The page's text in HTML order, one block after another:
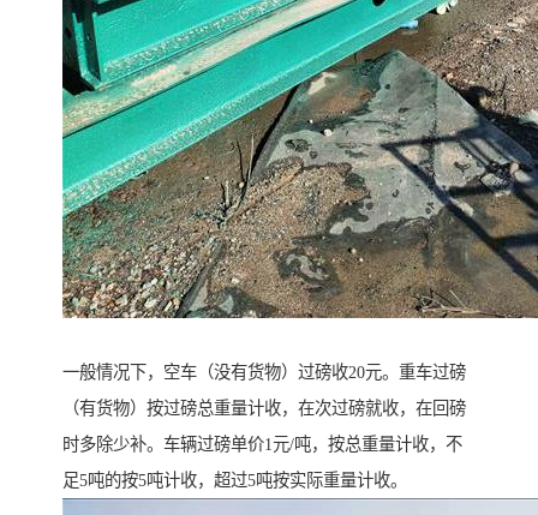
一般情况下，空车（没有货物）过磅收20元。重车过磅
（有货物）按过磅总重量计收，在次过磅就收，在回磅
时多除少补。车辆过磅单价1元/吨，按总重量计收，不
足5吨的按5吨计收，超过5吨按实际重量计收。